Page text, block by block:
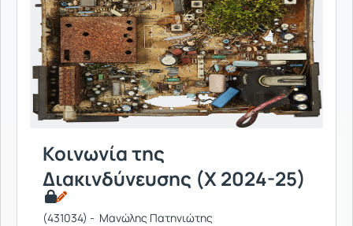
Κοινωνία της
Διακινδύνευσης (Χ 2024-25)
(431034) - Μανώλης Πατηνιώτης